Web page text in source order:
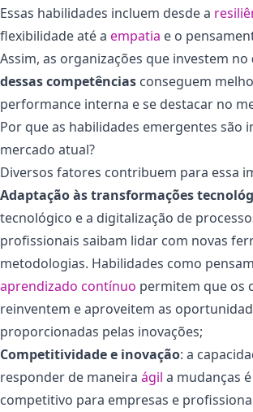
Essas habilidades incluem desde a
flexibilidade até a empatia e o
Assim, as organizações que investem no
dessas competências conseguem
performance interna e se destacar no
Por que as habilidades emergentes são
mercado atual?
Diversos fatores contribuem para essa
Adaptação às transformações
tecnológico e a digitalização de
profissionais saibam lidar com novas
metodologias. Habilidades como
aprendizado contínuo permitem que os
reinventem e aproveitem as
proporcionadas pelas inovações;
Competitividade e inovação: a
responder de maneira ágil a mudanças
competitivo para empresas e